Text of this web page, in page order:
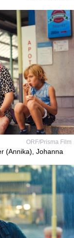
ORF/Prisma Film
(Annika), Johanna